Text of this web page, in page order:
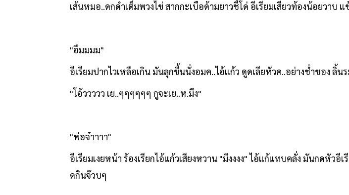
เส้นหมอ..ดกดำเต็มพวงไข่ สากกะเบือด้ามยาวชี้โด่ อีเรียมเสียวท้องน้อยวาบ
"อืมมมม"
อีเรียมปากไวเหลือเกิน มันลุกขึ้นนั่งอมค..ไอ้แก้ว ดูดเลียหัวค..อย่างช่ำชอง ลิ้น
"โอ้ววววว เย..ๆๆๆๆๆๆ กูจะเย..ห.มึง"
"พ่อจ๋าาาา"
อีเรียมเงยหน้า ร้องเรียกไอ้แก้วเสียงหวาน "มึงงงง" ไอ้แก้แทบคลั่ง มันกดหัวอี
ดกินจ๊วบๆ